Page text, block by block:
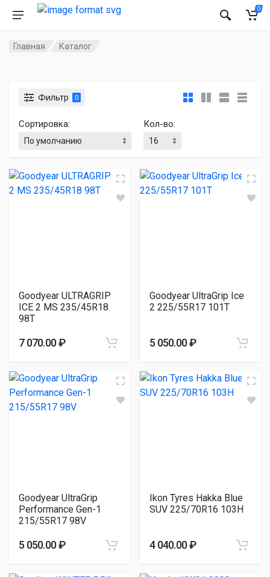
0
Главная Каталог
Фильтр 0
Сортировка: Кол-во:
Goodyear ULTRAGRIP
ICE 2 MS 235/45R18
98T
7 070.00 ₽
Goodyear UltraGrip Ice
2 225/55R17 101T
5 050.00 ₽
Goodyear UltraGrip
Performance Gen-1
215/55R17 98V
5 050.00 ₽
Ikon Tyres Hakka Blue
SUV 225/70R16 103H
4 040.00 ₽